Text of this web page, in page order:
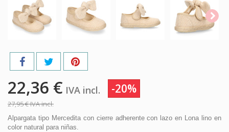
22,36 € IVA incl. -20%
27,95 €IVA incl.
Alpargata tipo Mercedita con cierre adherente con lazo en Lona lino en
color natural para niñas.